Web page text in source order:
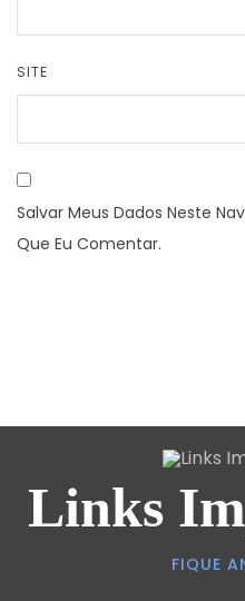
SITE
Salvar Meus Dados Neste
Que Eu Comentar.
Links
FIQUE